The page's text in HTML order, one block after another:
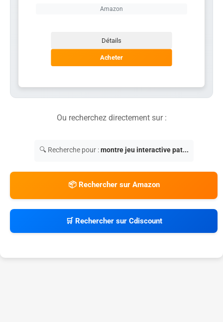
Amazon
Détails
Acheter
Ou recherchez directement sur :
🔍 Recherche pour :montre jeu interactive pat...
📦 Rechercher sur Amazon
🛒 Rechercher sur Cdiscount